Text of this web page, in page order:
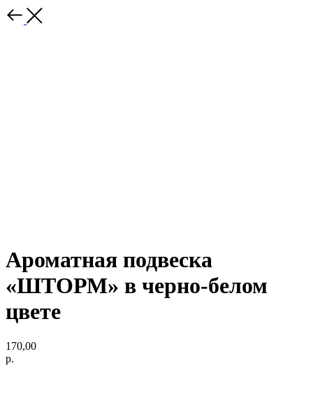
Ароматная подвеска
«ШТОРМ» в черно-белом
цвете
170,00
р.